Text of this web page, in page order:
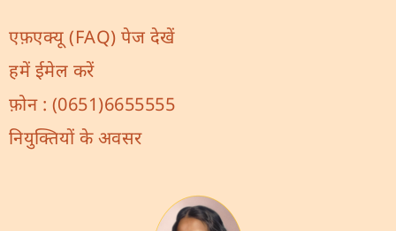
एफ़एक्यू (FAQ) पेज देखें
हमें ईमेल करें
फ़ोन : (0651)6655555
नियुक्तियों के अवसर